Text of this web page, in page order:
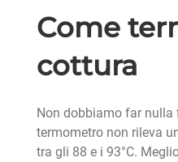
Come
cottura
Non dobbiamo far
termometro non rileva
tra gli 88 e i 93°C.